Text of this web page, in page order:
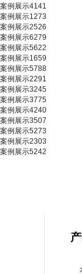
案例展示4141
案例展示1273
案例展示2526
案例展示6279
案例展示5622
案例展示1659
案例展示5788
案例展示2291
案例展示3245
案例展示3775
案例展示4240
案例展示3507
案例展示5273
案例展示2303
案例展示5242